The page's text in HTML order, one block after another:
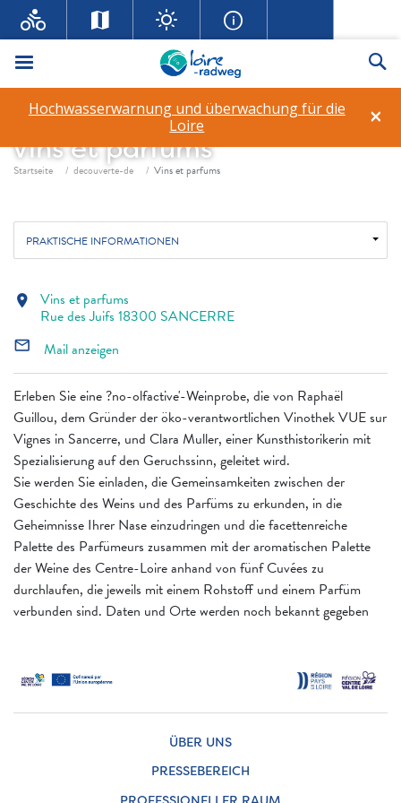
Menü
×
Hochwasserwarnung und überwachung für die
Loire
Vins et parfums
Fil d'ariane
Startseite decouverte-de Vins et parfums
PRAKTISCHE INFORMATIONEN
Erleben Sie eine ?no-olfactive'-Weinprobe, die von Raphaël
Guillou, dem Gründer der öko-verantwortlichen Vinothek VUE sur
Vignes in Sancerre, und Clara Muller, einer Kunsthistorikerin mit
Spezialisierung auf den Geruchssinn, geleitet wird.
Sie werden Sie einladen, die Gemeinsamkeiten zwischen der
Geschichte des Weins und des Parfüms zu erkunden, in die
Geheimnisse Ihrer Nase einzudringen und die facettenreiche
Palette des Parfümeurs zusammen mit der aromatischen Palette
der Weine des Centre-Loire anhand von fünf Cuvées zu
durchlaufen, die jeweils mit einem Rohstoff und einem Parfüm
verbunden sind. Daten und Orte werden noch bekannt gegeben
location_on Vins et parfums
Rue des Juifs 18300 SANCERRE
mail_outline Mail anzeigen
ÜBER UNS
PRESSEBEREICH